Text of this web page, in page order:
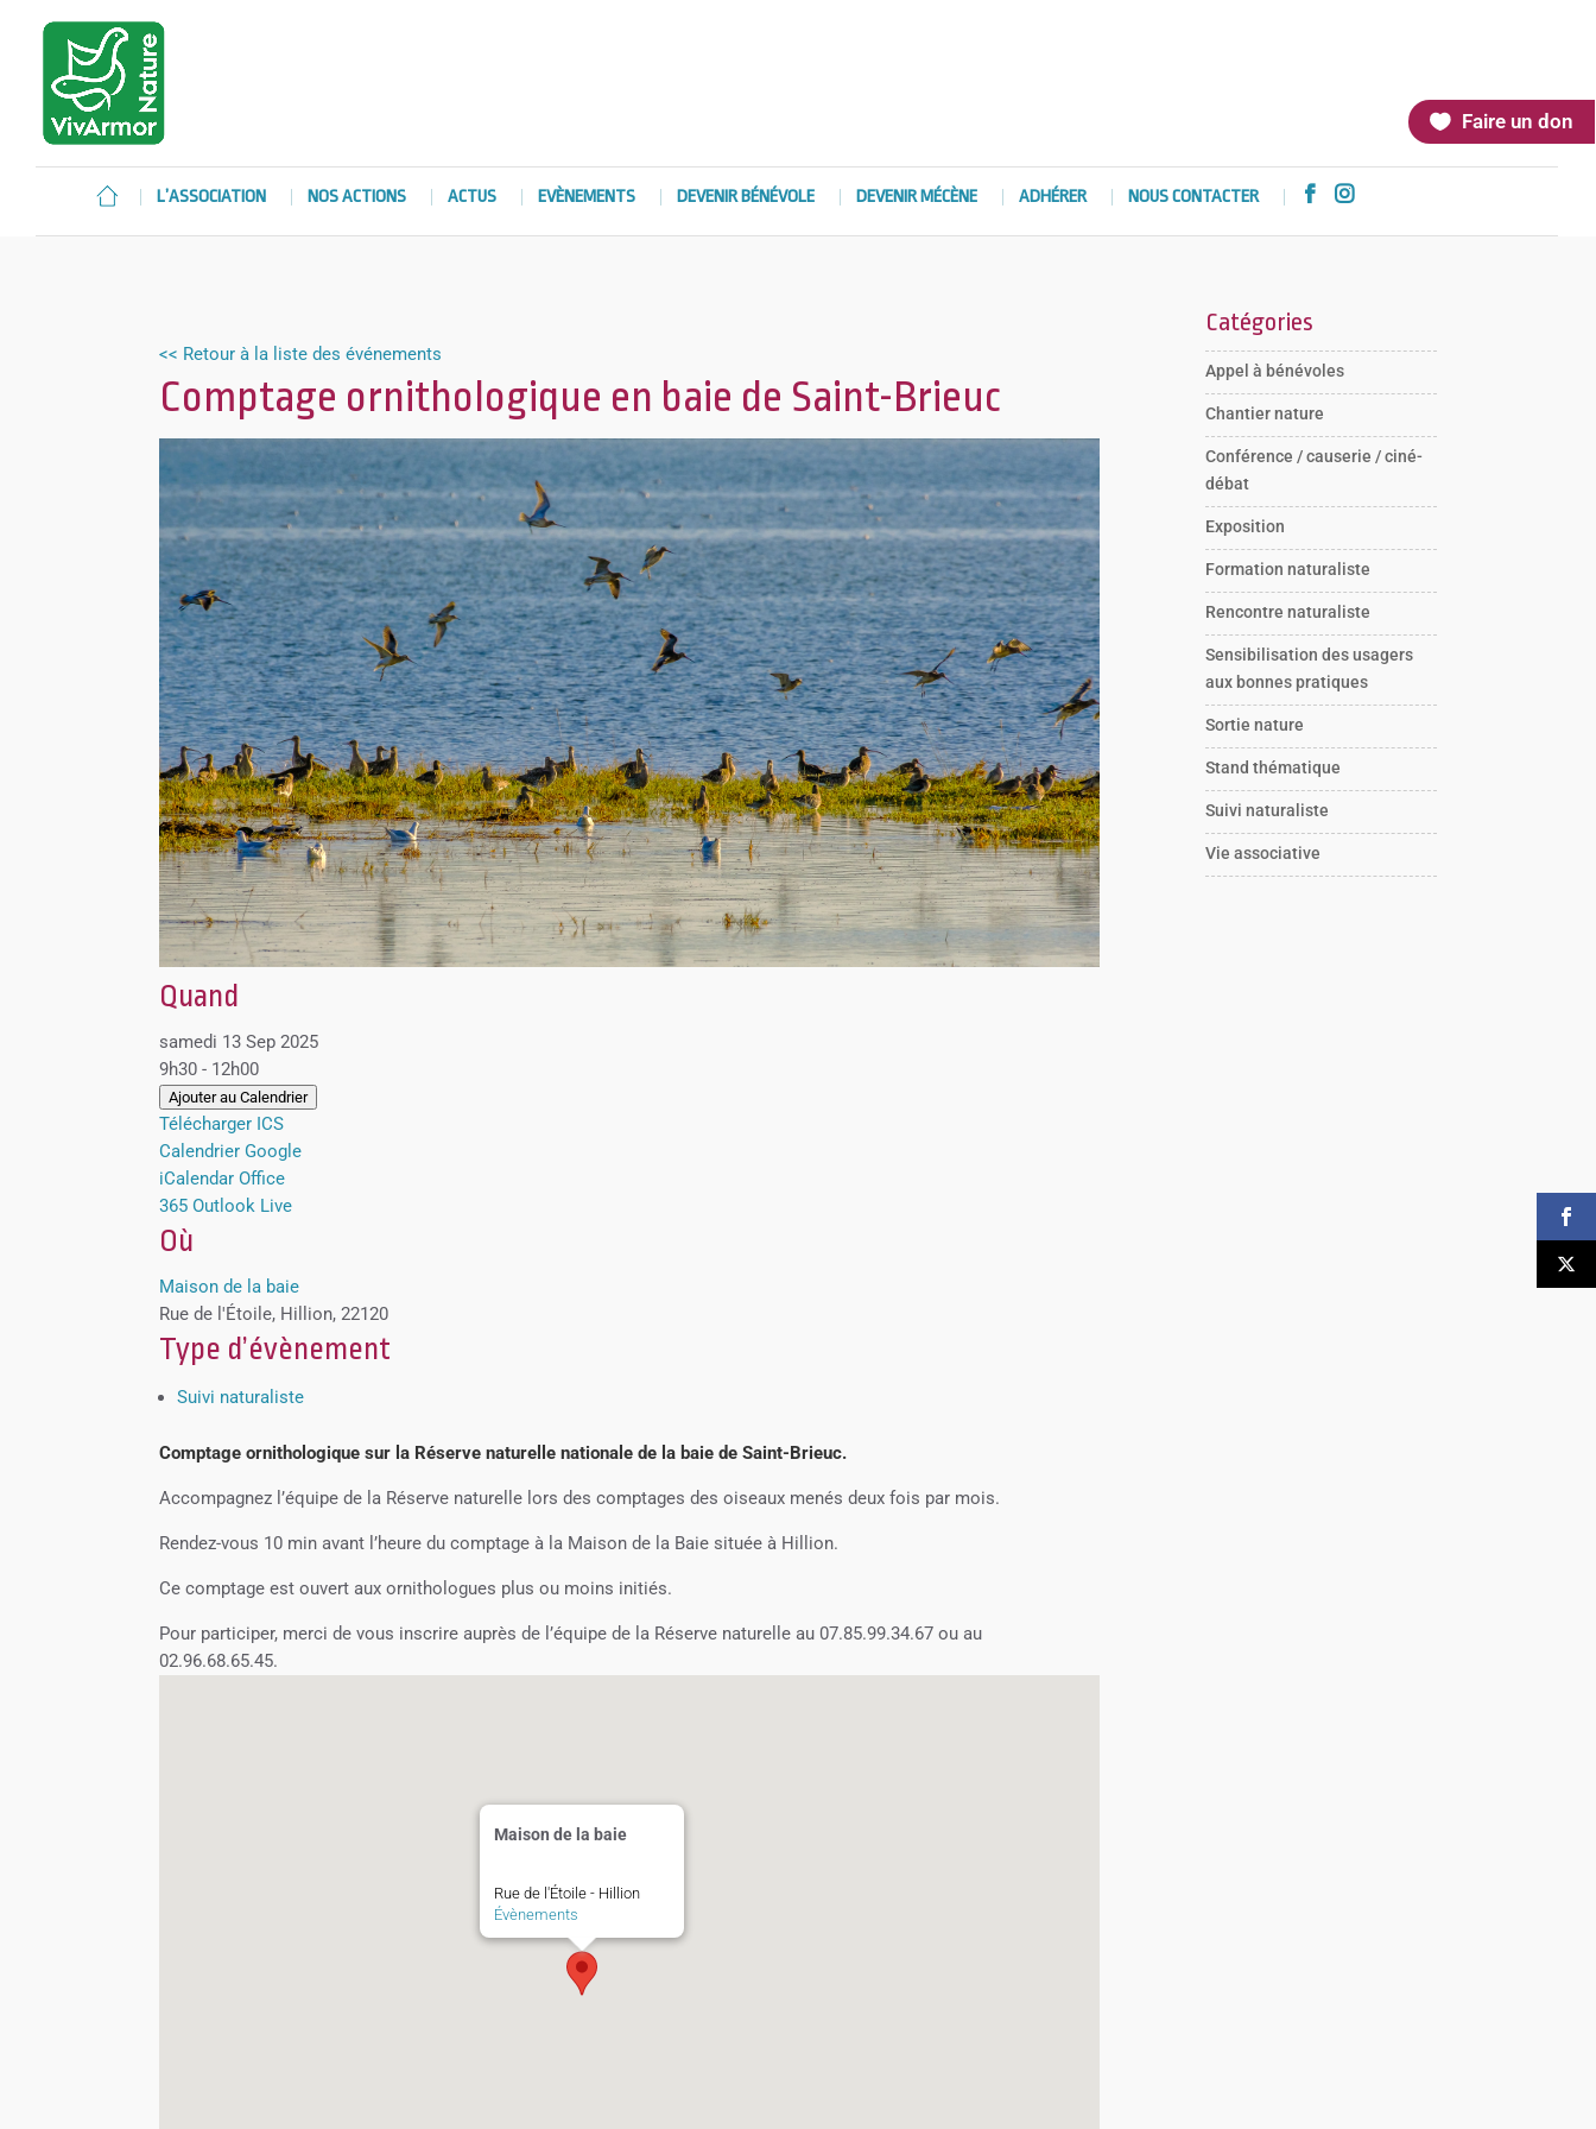
Faire un don
L’ASSOCIATION NOS ACTIONS ACTUS EVÈNEMENTS DEVENIR BÉNÉVOLE DEVENIR MÉCÈNE ADHÉRER NOUS CONTACTER  
<< Retour à la liste des événements
Comptage ornithologique en baie de Saint-Brieuc
Quand
samedi 13 Sep 2025
9h30 - 12h00
Ajouter au Calendrier
Télécharger ICS
Calendrier Google
iCalendar Office
365 Outlook Live
Où
Maison de la baie
Rue de l'Étoile, Hillion, 22120
Type d’évènement
Suivi naturaliste
Comptage ornithologique sur la Réserve naturelle nationale de la baie de Saint-Brieuc.
Accompagnez l’équipe de la Réserve naturelle lors des comptages des oiseaux menés deux fois par mois.
Rendez-vous 10 min avant l’heure du comptage à la Maison de la Baie située à Hillion.
Ce comptage est ouvert aux ornithologues plus ou moins initiés.
Pour participer, merci de vous inscrire auprès de l’équipe de la Réserve naturelle au 07.85.99.34.67 ou au
02.96.68.65.45.
Maison de la baie
Rue de l'Étoile - Hillion
Évènements
Catégories
Appel à bénévoles
Chantier nature
Conférence / causerie / ciné-
débat
Exposition
Formation naturaliste
Rencontre naturaliste
Sensibilisation des usagers
aux bonnes pratiques
Sortie nature
Stand thématique
Suivi naturaliste
Vie associative